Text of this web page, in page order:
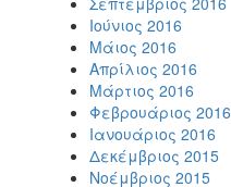
Ιούνιος 2016
Μάιος 2016
Απρίλιος 2016
Μάρτιος 2016
Φεβρουάριος 2016
Ιανουάριος 2016
Δεκέμβριος 2015
Νοέμβριος 2015